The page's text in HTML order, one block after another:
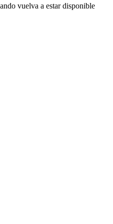
vuelva a estar disponible